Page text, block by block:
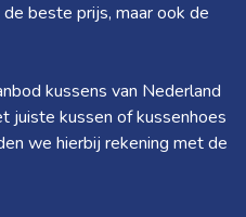
beste prijs, maar ook de
kussens van Nederland
juiste kussen of kussenhoes
we hierbij rekening met de